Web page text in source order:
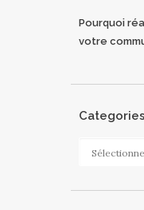
Pourquoi
votre
Categories